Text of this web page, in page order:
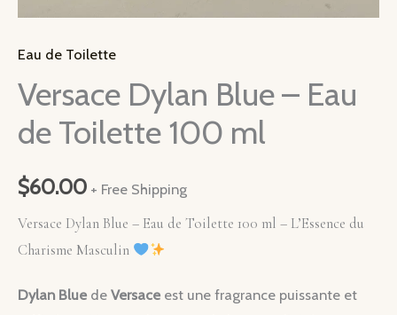
Eau de Toilette
Versace Dylan Blue – Eau
de Toilette 100 ml
$60.00 + Free Shipping
Versace Dylan Blue – Eau de Toilette 100 ml – L’Essence du
Charisme Masculin
Dylan Blue de Versace est une fragrance puissante et